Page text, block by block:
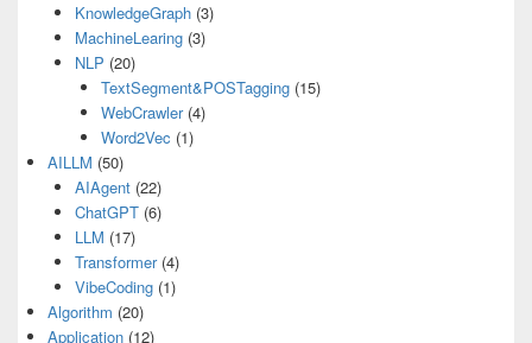
KnowledgeGraph(3)
MachineLearing(3)
NLP (20)
TextSegment&POSTagging (15)
WebCrawler(4)
Word2Vec (1)
AILLM (50)
AIAgent(22)
ChatGPT(6)
LLM (17)
Transformer(4)
VibeCoding(1)
Algorithm (20)
Application (12)